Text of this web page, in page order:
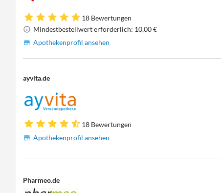
18 Bewertungen
Mindestbestellwert erforderlich: 10,00 €
Apothekenprofil ansehen
ayvita.de
18 Bewertungen
Apothekenprofil ansehen
Pharmeo.de